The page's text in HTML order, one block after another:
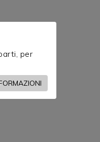
per